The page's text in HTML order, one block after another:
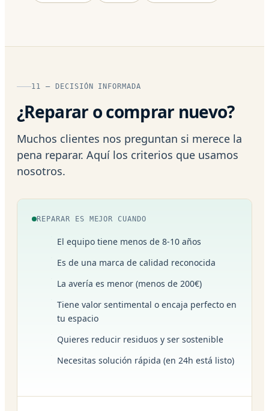
11 — DECISIÓN INFORMADA
¿Reparar o comprar nuevo?
Muchos clientes nos preguntan si merece la
pena reparar. Aquí los criterios que usamos
nosotros.
REPARAR ES MEJOR CUANDO
El equipo tiene menos de 8-10 años
Es de una marca de calidad reconocida
La avería es menor (menos de 200€)
Tiene valor sentimental o encaja perfecto en
tu espacio
Quieres reducir residuos y ser sostenible
Necesitas solución rápida (en 24h está listo)